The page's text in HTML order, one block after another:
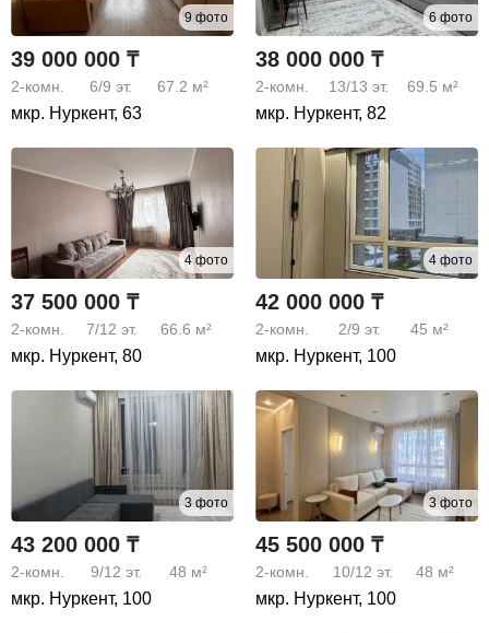
9 фото
39 000 000 ₸
2-комн. 6/9 эт. 67.2 м²
мкр. Нуркент, 63
6 фото
38 000 000 ₸
2-комн. 13/13 эт. 69.5 м²
мкр. Нуркент, 82
4 фото
37 500 000 ₸
2-комн. 7/12 эт. 66.6 м²
мкр. Нуркент, 80
4 фото
42 000 000 ₸
2-комн. 2/9 эт. 45 м²
мкр. Нуркент, 100
3 фото
43 200 000 ₸
2-комн. 9/12 эт. 48 м²
мкр. Нуркент, 100
3 фото
45 500 000 ₸
2-комн. 10/12 эт. 48 м²
мкр. Нуркент, 100